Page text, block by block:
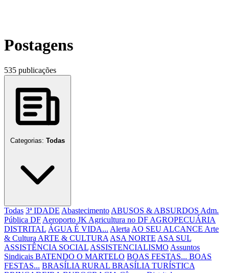
Postagens
535 publicações
Categorias: Todas
Todas 3ª IDADE Abastecimento ABUSOS & ABSURDOS Adm.
Pública DF Aeroporto JK Agricultura no DF AGROPECUÁRIA
DISTRITAL ÁGUA É VIDA... Alerta AO SEU ALCANCE Arte
& Cultura ARTE & CULTURA ASA NORTE ASA SUL
ASSISTÊNCIA SOCIAL ASSISTENCIALISMO Assuntos
Sindicais BATENDO O MARTELO BOAS FESTAS... BOAS
FESTAS... BRASÍLIA RURAL BRASÍLIA TURÍSTICA